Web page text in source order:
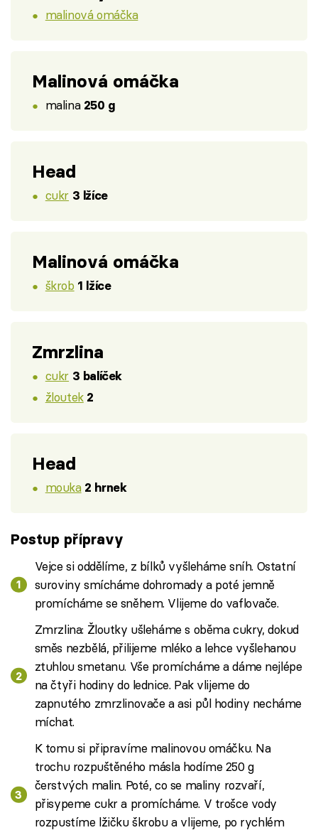
malinová omáčka
Malinová omáčka
malina 250 g
Head
cukr 3 lžíce
Malinová omáčka
škrob 1 lžíce
Zmrzlina
cukr 3 balíček
žloutek 2
Head
mouka 2 hrnek
Postup přípravy
Vejce si oddělíme, z bílků vyšleháme sníh. Ostatní
suroviny smícháme dohromady a poté jemně
promícháme se sněhem. Vlijeme do vaflovače.
Zmrzlina: Žloutky ušleháme s oběma cukry, dokud
směs nezbělá, přilijeme mléko a lehce vyšlehanou
ztuhlou smetanu. Vše promícháme a dáme nejlépe
na čtyři hodiny do lednice. Pak vlijeme do
zapnutého zmrzlinovače a asi půl hodiny necháme
míchat.
K tomu si připravíme malinovou omáčku. Na
trochu rozpuštěného másla hodíme 250 g
čerstvých malin. Poté, co se maliny rozvaří,
přisypeme cukr a promícháme. V trošce vody
rozpustíme lžičku škrobu a vlijeme, po rychlém